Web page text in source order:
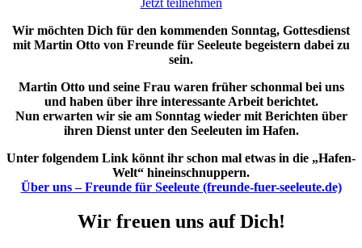
Jetzt teilnehmen
Wir möchten Dich für den kommenden Sonntag, Gottesdienst
mit Martin Otto von Freunde für Seeleute begeistern dabei zu
sein.
Martin Otto und seine Frau waren früher schonmal bei uns
und haben über ihre interessante Arbeit berichtet.
Nun erwarten wir sie am Sonntag wieder mit Berichten über
ihren Dienst unter den Seeleuten im Hafen.
Unter folgendem Link könnt ihr schon mal etwas in die „Hafen-
Welt“ hineinschnuppern.
Über uns – Freunde für Seeleute (freunde-fuer-seeleute.de)
Wir freuen uns auf Dich!